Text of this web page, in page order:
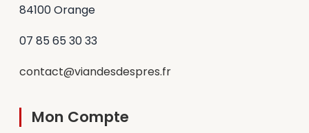
84100 Orange
07 85 65 30 33
contact@viandesdespres.fr
Mon Compte